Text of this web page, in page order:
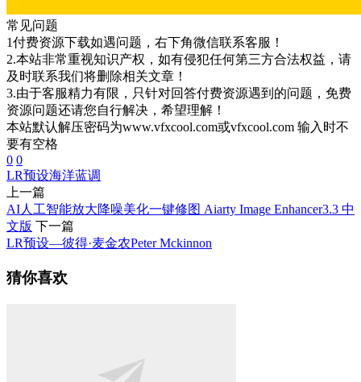
常见问题
1付费资源下载如遇问题，右下角微信联系客服！
2.本站非常重视知识产权，如有侵犯任何第三方合法权益，请
及时联系我们将删除相关文章！
3.由于客服精力有限，只针对回答付费资源遇到的问题，免费
资源问题还请您自行解决，希望理解！
本站默认解压密码为www.vfxcool.com或vfxcool.com 输入时不
要有空格
0 0
LR预设海洋蓝调
上一篇
AI人工智能放大降噪美化一键修图 Aiarty Image Enhancer3.3 中
文版 下一篇
LR预设—彼得·麦金农Peter Mckinnon
猜你喜欢